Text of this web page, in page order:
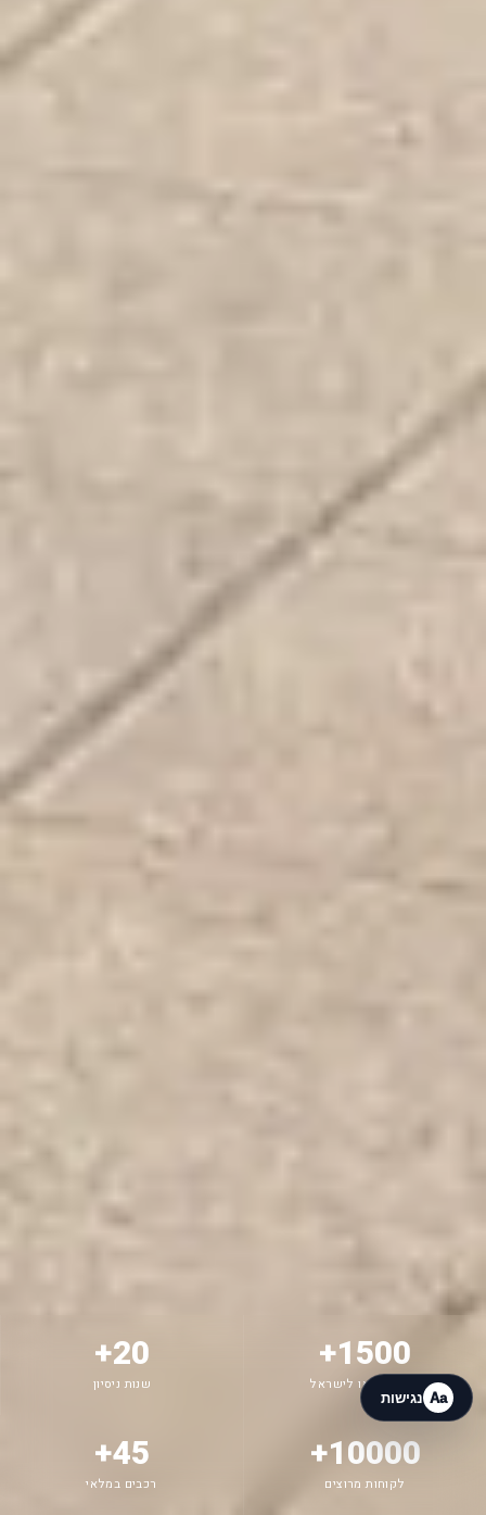
1500+
רכבים יובאו לישראל
20+
שנות ניסיון
10000+
לקוחות מרוצים
45+
רכבים במלאי
Aa נגישות